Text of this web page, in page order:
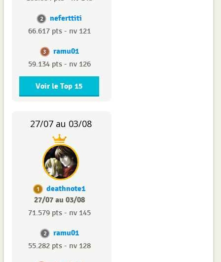
2 neferttiti
66.617 pts - nv 121
3 ramu01
59.134 pts - nv 126
Voir le Top 15
27/07 au 03/08
1
deathnote1
27/07 au 03/08
71.579 pts - nv 145
2 ramu01
55.282 pts - nv 128